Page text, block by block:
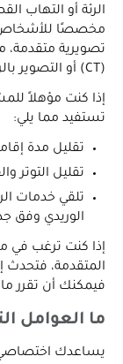
الرئة أو التهاب
مخصصًا للأشخاص
تصويرية
(CT) أو التصوير بالرنين المغناطيسي (MRI).
إذا كنت مؤهلاً
تستفيد مما يلي:
تقليل مدة
تقليل التوتر
تلقي خدمات
الوريدي وفق
إذا كنت ترغب في
المتقدمة، فتحدث
فيمكنك أن تقرر ما
ما العوامل
يساعدك اختصاصي